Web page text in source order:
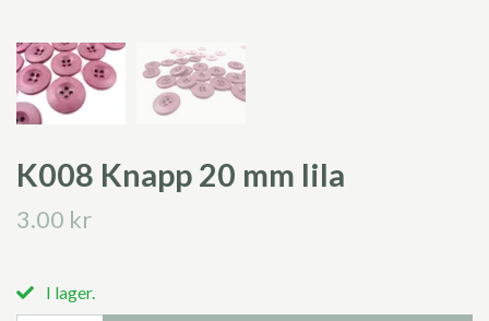
K008 Knapp 20 mm lila
3.00 kr
I lager.